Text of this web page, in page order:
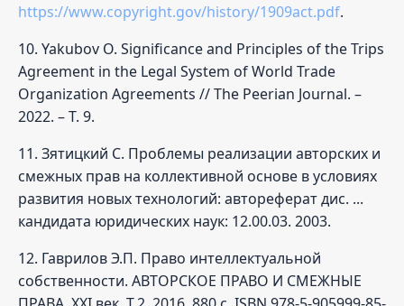
https://www.copyright.gov/history/1909act.pdf.
10. Yakubov O. Significance and Principles of the Trips
Agreement in the Legal System of World Trade
Organization Agreements // The Peerian Journal. –
2022. – Т. 9.
11. Зятицкий С. Проблемы реализации авторских и
смежных прав на коллективной основе в условиях
развития новых технологий: автореферат дис. ...
кандидата юридических наук: 12.00.03. 2003.
12. Гаврилов Э.П. Право интеллектуальной
собственности. АВТОРСКОЕ ПРАВО И СМЕЖНЫЕ